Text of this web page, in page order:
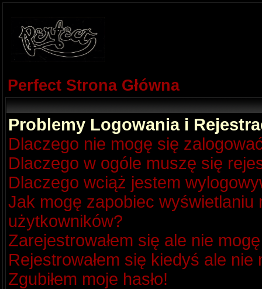
Perfect Strona Główna
Problemy Logowania i
Dlaczego nie mogę się
Dlaczego w ogóle muszę się
Dlaczego wciąż jestem
Jak mogę zapobiec
użytkowników?
Zarejestrowałem się ale nie
Rejestrowałem się kiedyś ale
Zgubiłem moje hasło!